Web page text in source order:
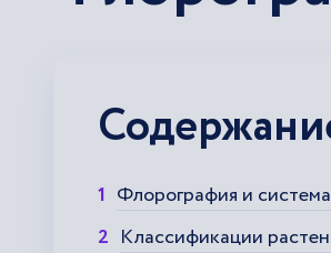
Флорография и
Классификации